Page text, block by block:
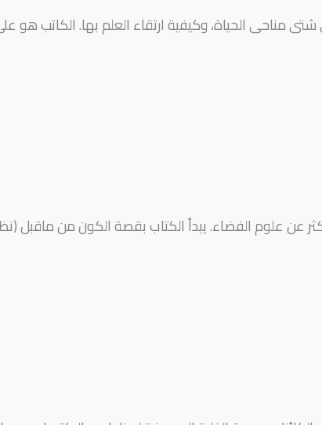
شتى مناحى الحياة، وكيفية ارتقاء العلم بها.
عن علوم الفضاء. يبدأ الكتاب بقصة الكون من ماقبل